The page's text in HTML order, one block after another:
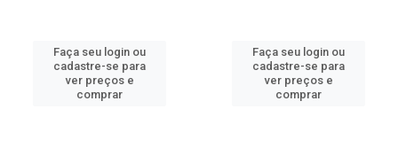
Faça seu login ou
cadastre-se para
ver preços e
comprar
Faça seu login ou
cadastre-se para
ver preços e
comprar